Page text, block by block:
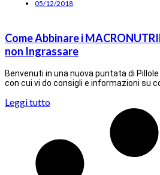
05/12/2018
Come Abbinare i
non Ingrassare
Benvenuti in una nuova puntata di
con cui vi do consigli e informazioni su
Leggi tutto